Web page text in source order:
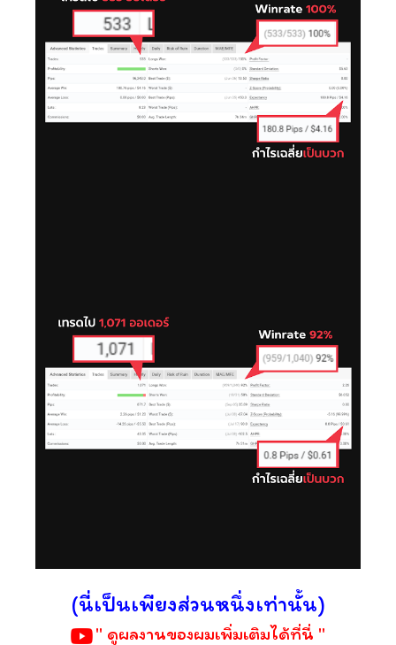
(นี่เป็นเพียงส่วนหนึ่งเท่านั้น)
" ดูผลงานของผมเพิ่มเติมได้ที่นี่ "